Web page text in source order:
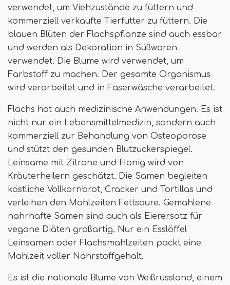
verwendet, um Viehzustände zu füttern und
kommerziell verkaufte Tierfutter zu füttern. Die
blauen Blüten der Flachspflanze sind auch essbar
und werden als Dekoration in Süßwaren
verwendet. Die Blume wird verwendet, um
Farbstoff zu machen. Der gesamte Organismus
wird verarbeitet und in Faserwäsche verarbeitet.
Flachs hat auch medizinische Anwendungen. Es ist
nicht nur ein Lebensmittelmedizin, sondern auch
kommerziell zur Behandlung von Osteoporose
und stützt den gesunden Blutzuckerspiegel.
Leinsame mit Zitrone und Honig wird von
Kräuterheilern geschätzt. Die Samen begleiten
köstliche Vollkornbrot, Cracker und Tortillas und
verleihen den Mahlzeiten Fettsäure. Gemahlene
nahrhafte Samen sind auch als Eierersatz für
vegane Diäten großartig. Nur ein Esslöffel
Leinsamen oder Flachsmahlzeiten packt eine
Mahlzeit voller Nährstoffgehalt.
Es ist die nationale Blume von Weißrussland, einem